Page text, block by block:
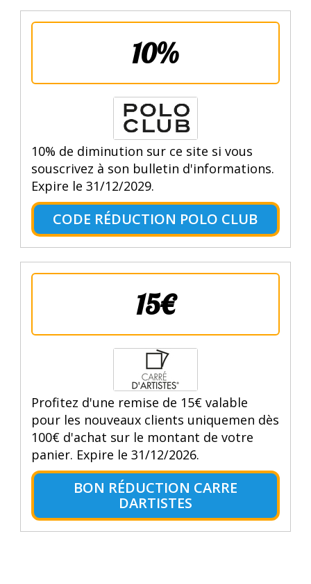
10%
10% de diminution sur ce site si vous
souscrivez à son bulletin d'informations.
Expire le 31/12/2029.
CODE RÉDUCTION POLO CLUB
15€
Profitez d'une remise de 15€ valable
pour les nouveaux clients uniquemen dès
100€ d'achat sur le montant de votre
panier. Expire le 31/12/2026.
BON RÉDUCTION CARRE
DARTISTES